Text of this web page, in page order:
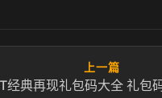
上一篇
经典再现礼包码大全 礼包